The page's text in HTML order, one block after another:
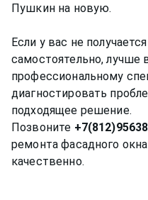
Пушкин на новую.
Если у вас не
самостоятельно, лучше
профессиональному
диагностировать
подходящее решение.
Позвоните
ремонта фасадного